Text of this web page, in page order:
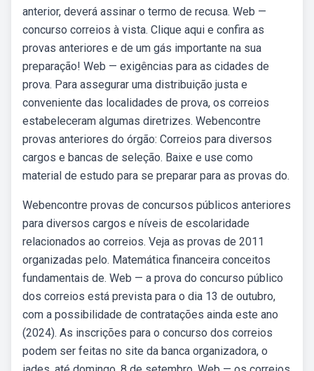
anterior, deverá assinar o termo de recusa. Web —
concurso correios à vista. Clique aqui e confira as
provas anteriores e de um gás importante na sua
preparação! Web — exigências para as cidades de
prova. Para assegurar uma distribuição justa e
conveniente das localidades de prova, os correios
estabeleceram algumas diretrizes. Webencontre
provas anteriores do órgão: Correios para diversos
cargos e bancas de seleção. Baixe e use como
material de estudo para se preparar para as provas do.
Webencontre provas de concursos públicos anteriores
para diversos cargos e níveis de escolaridade
relacionados ao correios. Veja as provas de 2011
organizadas pelo. Matemática financeira conceitos
fundamentais de. Web — a prova do concurso público
dos correios está prevista para o dia 13 de outubro,
com a possibilidade de contratações ainda este ano
(2024). As inscrições para o concurso dos correios
podem ser feitas no site da banca organizadora, o